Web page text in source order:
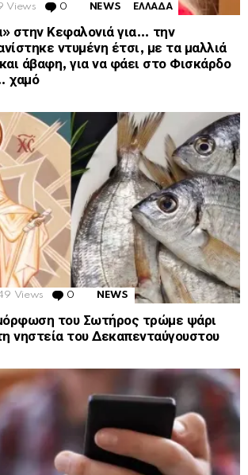
Views 0 Comments
NEWS ΕΛΛΑΔΑ
στην Κεφαλονιά για… την
ντυμένη έτσι, με τα μαλλιά
άβαφη, για να φάει στο Φισκάρδο
χαμό
Views 0 Comments
NEWS
του Σωτήρος τρώμε ψάρι
νηστεία του Δεκαπενταύγουστου